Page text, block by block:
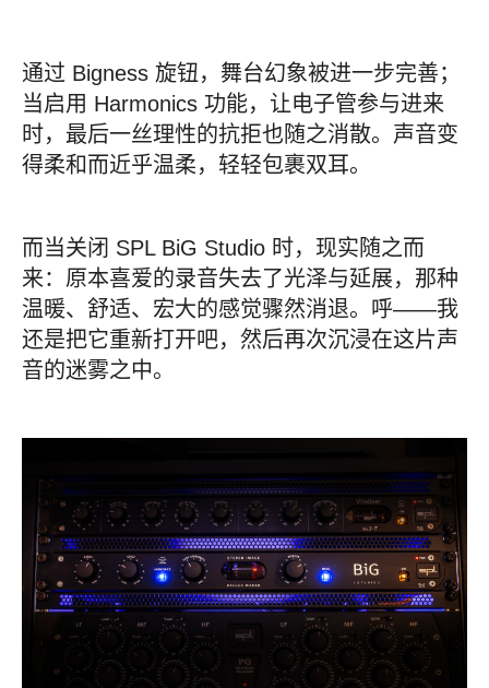
通过 Bigness 旋钮，舞台幻象被进一步完善；
当启用 Harmonics 功能，让电子管参与进来
时，最后一丝理性的抗拒也随之消散。声音变
得柔和而近乎温柔，轻轻包裹双耳。
而当关闭 SPL BiG Studio 时，现实随之而
来：原本喜爱的录音失去了光泽与延展，那种
温暖、舒适、宏大的感觉骤然消退。呼——我
还是把它重新打开吧，然后再次沉浸在这片声
音的迷雾之中。